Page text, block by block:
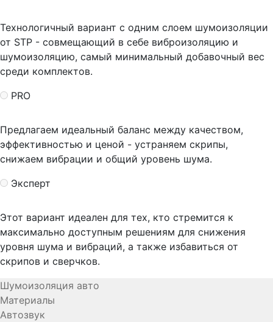
Технологичный вариант с одним слоем шумоизоляции
от STP - совмещающий в себе виброизоляцию и
шумоизоляцию, самый минимальный добавочный вес
среди комплектов.
PRO
Предлагаем идеальный баланс между качеством,
эффективностью и ценой - устраняем скрипы,
снижаем вибрации и общий уровень шума.
Эксперт
Этот вариант идеален для тех, кто стремится к
максимально доступным решениям для снижения
уровня шума и вибраций, а также избавиться от
скрипов и сверчков.
Шумоизоляция авто
Материалы
Автозвук